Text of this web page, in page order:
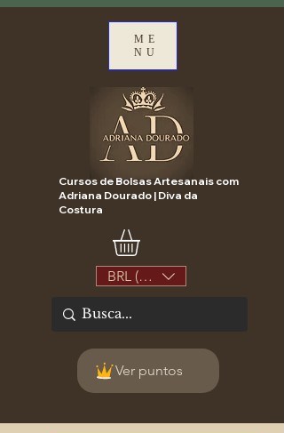
ME
NU
Cursos de Bolsas Artesanais com
Adriana Dourado | Diva da
Costura
BRL (R$)
Ver puntos